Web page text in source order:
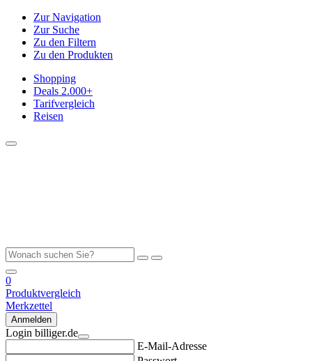
Zur Navigation
Zur Suche
Zu den Filtern
Zu den Produkten
Shopping
Deals 2.000+
Tarifvergleich
Reisen
0
Produktvergleich
Merkzettel
Anmelden
Login billiger.de
E-Mail-Adresse